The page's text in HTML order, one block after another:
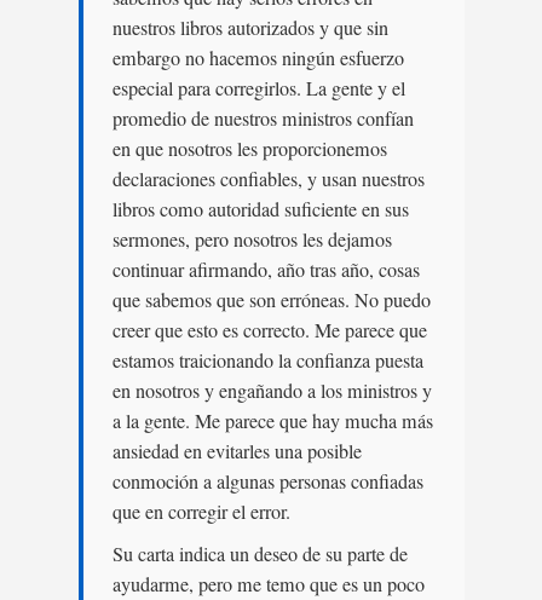
nuestros libros autorizados y que sin
embargo no hacemos ningún esfuerzo
especial para corregirlos. La gente y el
promedio de nuestros ministros confían
en que nosotros les proporcionemos
declaraciones confiables, y usan nuestros
libros como autoridad suficiente en sus
sermones, pero nosotros les dejamos
continuar afirmando, año tras año, cosas
que sabemos que son erróneas. No puedo
creer que esto es correcto. Me parece que
estamos traicionando la confianza puesta
en nosotros y engañando a los ministros y
a la gente. Me parece que hay mucha más
ansiedad en evitarles una posible
conmoción a algunas personas confiadas
que en corregir el error.
Su carta indica un deseo de su parte de
ayudarme, pero me temo que es un poco